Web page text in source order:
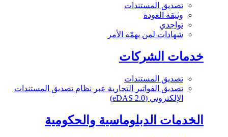
تصديق المستندات
وثيقة العودة
تواجدي
شهادات لمن يهمّه الأمر
خدمات الشركات
تصديق المستندات
تصديق الفواتير التجارية عبر نظام تصديق المستندات
الإلكتروني (eDAS 2.0)
الخدمات الدبلوماسية والحكومية